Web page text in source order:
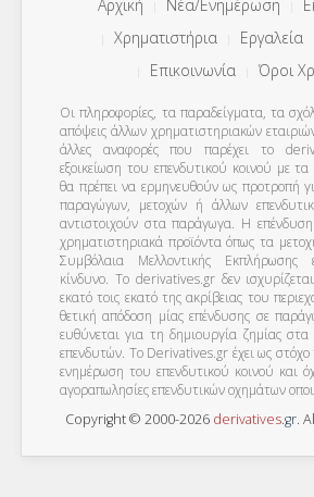
Αρχική Νέα/Ενημέρωση
Χρηματιστήρια
Εργαλεία
Επικοινωνία
Όροι
Οι πληροφορίες, τα παραδείγματα, τα
απόψεις άλλων χρηματιστηριακών
άλλες αναφορές που παρέχει το
εξοικείωση του επενδυτικού κοινού με
θα πρέπει να ερμηνευθούν ως προτροπή
παραγώγων, μετοχών ή άλλων
αντιστοιχούν στα παράγωγα. Η
χρηματιστηριακά προϊόντα όπως τα
Συμβόλαια Μελλοντικής Εκπλήρωσης
κίνδυνο. Το derivatives.gr δεν
εκατό τοις εκατό της ακρίβειας του
θετική απόδοση μίας επένδυσης σε
ευθύνεται για τη δημιουργία ζημίας
επενδυτών. To Derivatives.gr έχει ως στόχο
ενημέρωση του επενδυτικού κοινού και
αγοραπωλησίες επενδυτικών οχημάτων
Copyright © 2000-2026 derivatives.gr.